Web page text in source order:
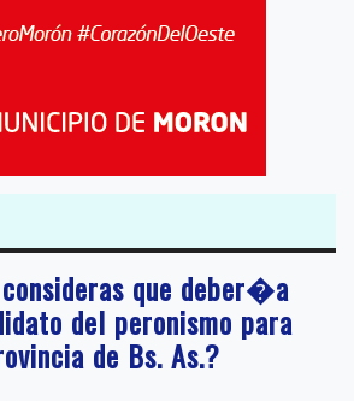
que deber�a
del peronismo para
de Bs. As.?